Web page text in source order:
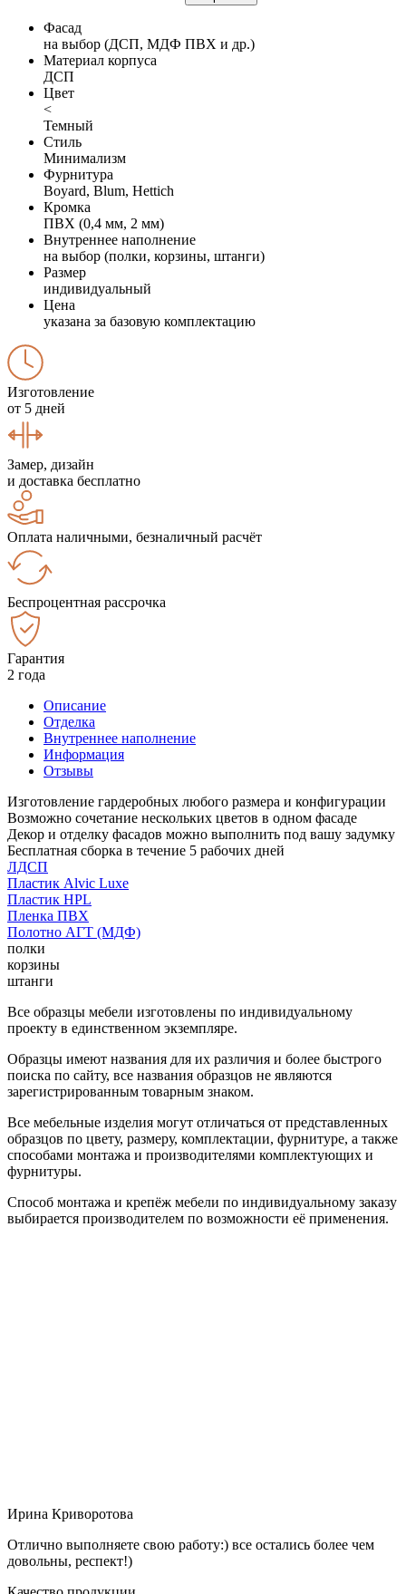
Фасад
на выбор (ДСП, МДФ ПВХ и др.)
Материал корпуса
ДСП
Цвет
<
Темный
Стиль
Минимализм
Фурнитура
Boyard, Blum, Hettich
Кромка
ПВХ (0,4 мм, 2 мм)
Внутреннее наполнение
на выбор (полки, корзины, штанги)
Размер
индивидуальный
Цена
указана за базовую комплектацию
Изготовление
от 5 дней
Замер, дизайн
и доставка бесплатно
Оплата наличными, безналичный расчёт
Беспроцентная рассрочка
Гарантия
2 года
Описание
Отделка
Внутреннее наполнение
Информация
Отзывы
Изготовление гардеробных любого размера и конфигурации
Возможно сочетание нескольких цветов в одном фасаде
Декор и отделку фасадов можно выполнить под вашу задумку
Бесплатная сборка в течение 5 рабочих дней
ЛДСП
Пластик Alvic Luxe
Пластик HPL
Пленка ПВХ
Полотно АГТ (МДФ)
полки
корзины
штанги
Все образцы мебели изготовлены по индивидуальному
проекту в единственном экземпляре.
Образцы имеют названия для их различия и более быстрого
поиска по сайту, все названия образцов не являются
зарегистрированным товарным знаком.
Все мебельные изделия могут отличаться от представленных
образцов по цвету, размеру, комплектации, фурнитуре, а также
способами монтажа и производителями комплектующих и
фурнитуры.
Способ монтажа и крепёж мебели по индивидуальному заказу
выбирается производителем по возможности её применения.
Ирина Криворотова
Отлично выполняете свою работу:) все остались более чем
довольны, респект!)